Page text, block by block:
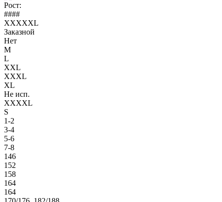
Рост:
####
XXXXXL
Заказной
Нет
M
L
XXL
XXXL
XL
Не исп.
XXXXL
S
1-2
3-4
5-6
7-8
146
152
158
164
164